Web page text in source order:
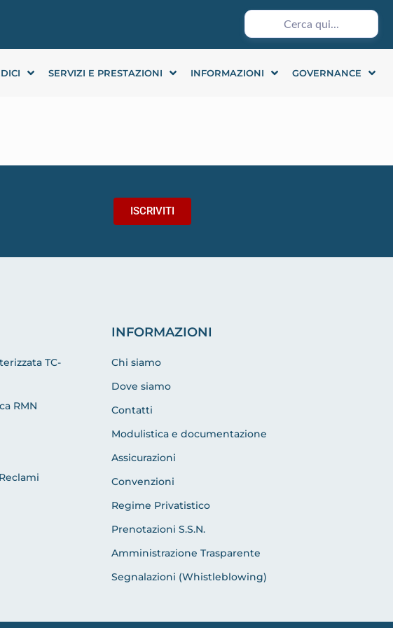
SERVIZI E PRESTAZIONI INFORMAZIONI GOVERNANCE
ISCRIVITI
TC-
RMN
INFORMAZIONI
Chi siamo
Dove siamo
Contatti
Modulistica e documentazione
Assicurazioni
Convenzioni
Regime Privatistico
Prenotazioni S.S.N.
Amministrazione Trasparente
Segnalazioni (Whistleblowing)